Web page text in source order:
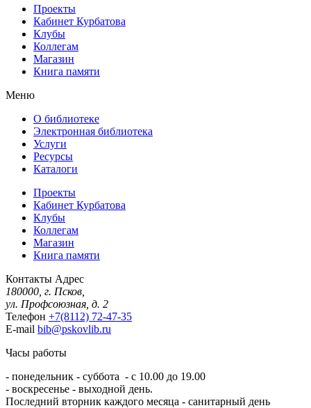
Проекты
Кабинет Курбатова
Клубы
Коллегам
Магазин
Книга памяти
Меню
О библиотеке
Электронная библиотека
Услуги
Ресурсы
Каталоги
Проекты
Кабинет Курбатова
Клубы
Коллегам
Магазин
Книга памяти
Контакты Адрес
180000, г. Псков,
ул. Профсоюзная, д. 2
Телефон +7(8112) 72-47-35
E-mail bib@pskovlib.ru
Часы работы
- понедельник - суббота - с 10.00 до 19.00
- воскресенье - выходной день.
Последний вторник каждого месяца - санитарный день